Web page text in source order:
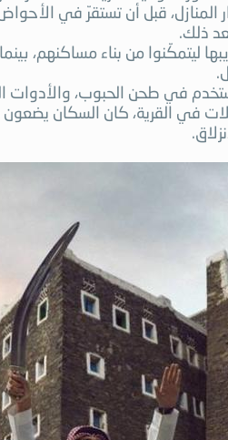
المنازل، قبل أن تستقرّ في
ذلك.
ليتمكّنوا من بناء مساكنهم،
في طحن الحبوب، والأدوات
في القرية، كان السكان